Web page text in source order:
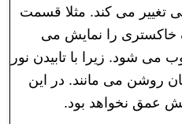
تغییر می کند. مثلا قسمت
را نمایش می
می شود. زیرا با تابیدن نور
روشن می مانند. در این
عمق نخواهد بود.